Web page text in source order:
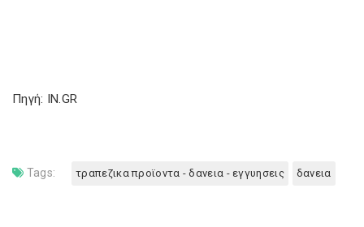
Πηγή: IN.GR
Tags: τραπεζικα προϊοντα - δανεια - εγγυησεις δανεια